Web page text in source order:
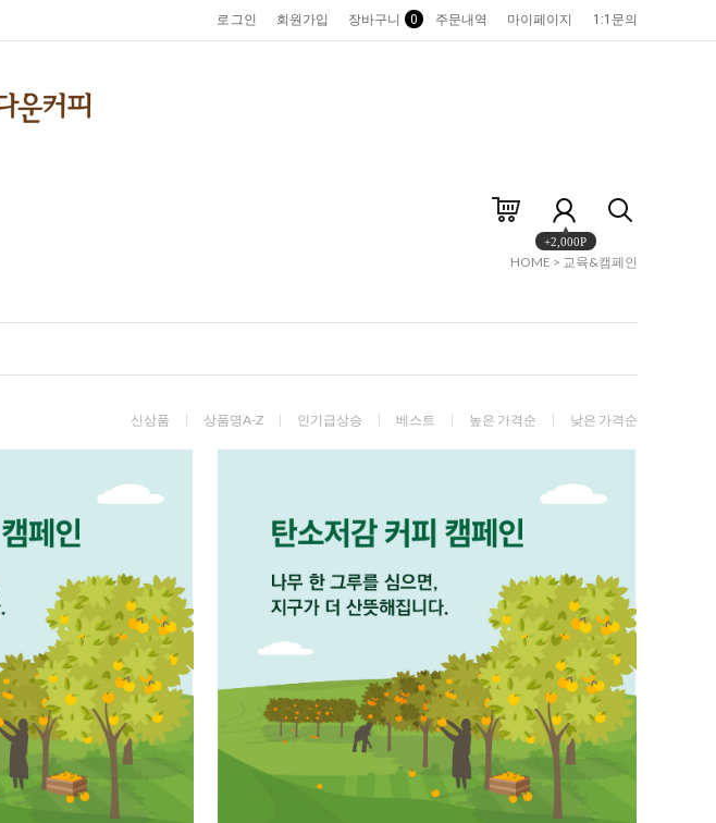
로그인 회원가입 장바구니 0 주문내역 마이페이지 1:1문의
+2,000P
HOME > 교육&캠페인
신상품 상품명A-Z 인기급상승 베스트 높은 가격순 낮은 가격순